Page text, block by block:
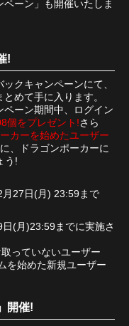
ーン」も開催いたしま
!
クキャンペーンにて、
めて手に入ります。
ーン期間中、ログイン
個をプレゼント!さら
カーを始めたユーザー
、ドラゴンポーカーに
う!
27日(月) 23:59まで
(月)23:59までに実施さ
っていないユーザー
を始めた新規ユーザー
開催!